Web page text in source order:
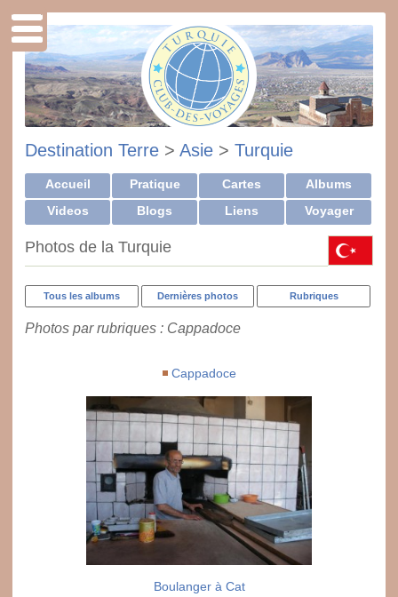
Destination Terre > Asie > Turquie
Accueil Pratique Cartes
Albums
Videos
Blogs Liens Voyager
Photos de la Turquie
Tous les albums Dernières photos Rubriques
Photos par rubriques : Cappadoce
Cappadoce
Boulanger à Cat